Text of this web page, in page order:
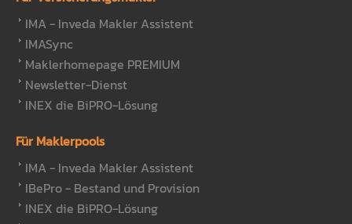
IMA - Inveda Makler Assistent
IMASync
Maklerhomepage PREMIUM
Newsletter-Dienst
INEX die BiPRO-Lösung
Für Maklerpools
IMA - Inveda Makler Assistent
IBePro - Bestand und Provision
INEX die BiPRO-Lösung